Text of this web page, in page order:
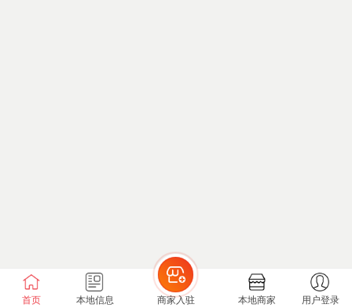
首页 本地信息 商家入驻 本地商家 用户登录